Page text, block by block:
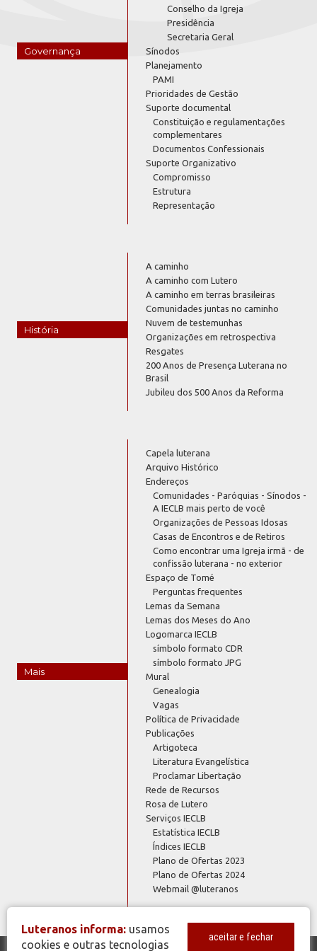
Governança
Conselho da Igreja
Presidência
Secretaria Geral
Sínodos
Planejamento
PAMI
Prioridades de Gestão
Suporte documental
Constituição e regulamentações
complementares
Documentos Confessionais
Suporte Organizativo
Compromisso
Estrutura
Representação
História
A caminho
A caminho com Lutero
A caminho em terras brasileiras
Comunidades juntas no caminho
Nuvem de testemunhas
Organizações em retrospectiva
Resgates
200 Anos de Presença Luterana no
Brasil
Jubileu dos 500 Anos da Reforma
Mais
Capela luterana
Arquivo Histórico
Endereços
Comunidades - Paróquias - Sínodos -
A IECLB mais perto de você
Organizações de Pessoas Idosas
Casas de Encontros e de Retiros
Como encontrar uma Igreja irmã - de
confissão luterana - no exterior
Espaço de Tomé
Perguntas frequentes
Lemas da Semana
Lemas dos Meses do Ano
Logomarca IECLB
símbolo formato CDR
símbolo formato JPG
Mural
Genealogia
Vagas
Política de Privacidade
Publicações
Artigoteca
Literatura Evangelística
Proclamar Libertação
Rede de Recursos
Rosa de Lutero
Serviços IECLB
Estatística IECLB
Índices IECLB
Plano de Ofertas 2023
Plano de Ofertas 2024
Webmail @luteranos
Luteranos informa: usamos
cookies e outras tecnologias
aceitar e fechar